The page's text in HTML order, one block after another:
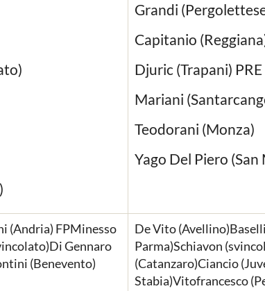
Grandi
Capitanio
Djuric (Trapani) PRE
Mariani
Teodorani (Monza)
Yago Del Piero
(Andria) FPMinesso
Gennaro
(Benevento)
De Vito
Parma)Schiavon
(Catanzaro)Ciancio
Stabia)Vitofrancesco